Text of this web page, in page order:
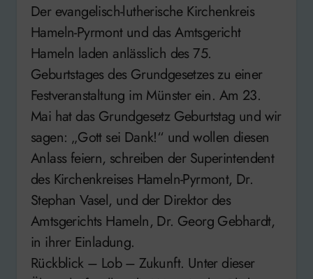
Der evangelisch-lutherische Kirchenkreis
Hameln-Pyrmont und das Amtsgericht
Hameln laden anlässlich des 75.
Geburtstages des Grundgesetzes zu einer
Festveranstaltung im Münster ein. Am 23.
Mai hat das Grundgesetz Geburtstag und wir
sagen: „Gott sei Dank!“ und wollen diesen
Anlass feiern, schreiben der Superintendent
des Kirchenkreises Hameln-Pyrmont, Dr.
Stephan Vasel, und der Direktor des
Amtsgerichts Hameln, Dr. Georg Gebhardt,
in ihrer Einladung.
Rückblick – Lob – Zukunft. Unter dieser